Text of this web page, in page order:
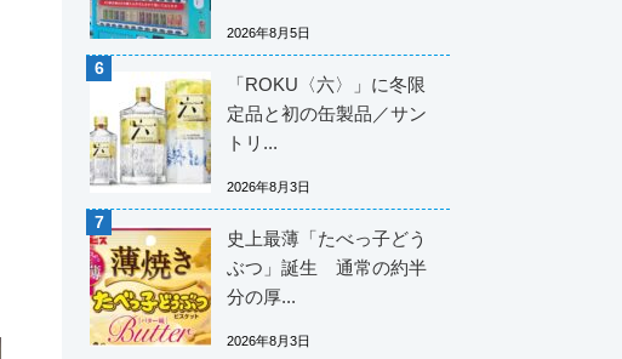
2026年8月5日
「ROKU〈六〉」に冬限
定品と初の缶製品／サン
トリ...
2026年8月3日
史上最薄「たべっ子どう
ぶつ」誕生 通常の約半
分の厚...
2026年8月3日